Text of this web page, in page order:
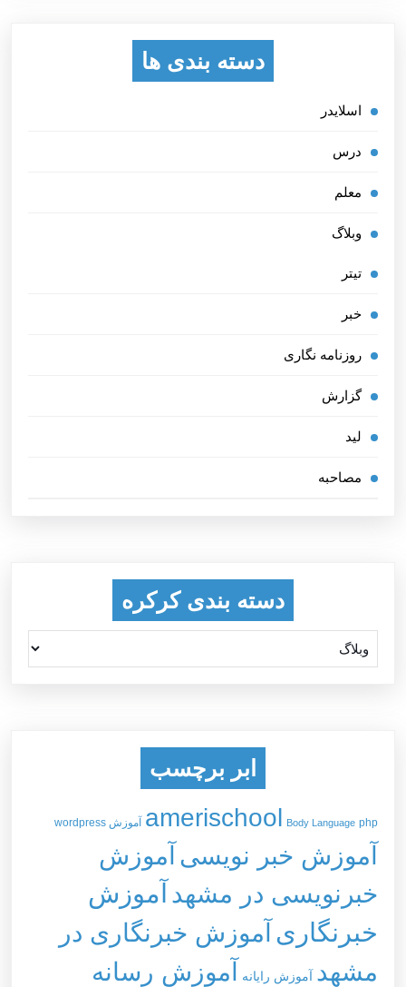
دسته بندی ها
اسلایدر
درس
معلم
وبلاگ
تیتر
خبر
روزنامه نگاری
گزارش
لید
مصاحبه
دسته بندی کرکره
ابر برچسب
amerischool Body Language php آموزش wordpress
آموزش خبر نویسی آموزش
خبرنویسی در مشهد آموزش
خبرنگاری آموزش خبرنگاری در
مشهد آموزش رایانه آموزش رسانه